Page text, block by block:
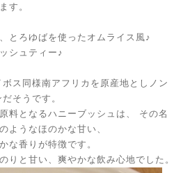
す。
とろゆばを使ったオムライス風♪
シュティー♪
ボス同様南アフリカを原産地としノン
そうです。
料となるハニーブッシュは、 その名
ようなほのかな甘い、
な香りが特徴です。
りと甘い、爽やかな飲み心地でした。